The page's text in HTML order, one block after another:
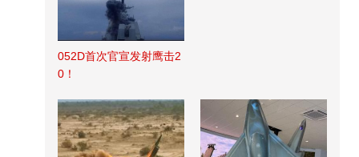
052D首次官宣发射鹰击2
0！